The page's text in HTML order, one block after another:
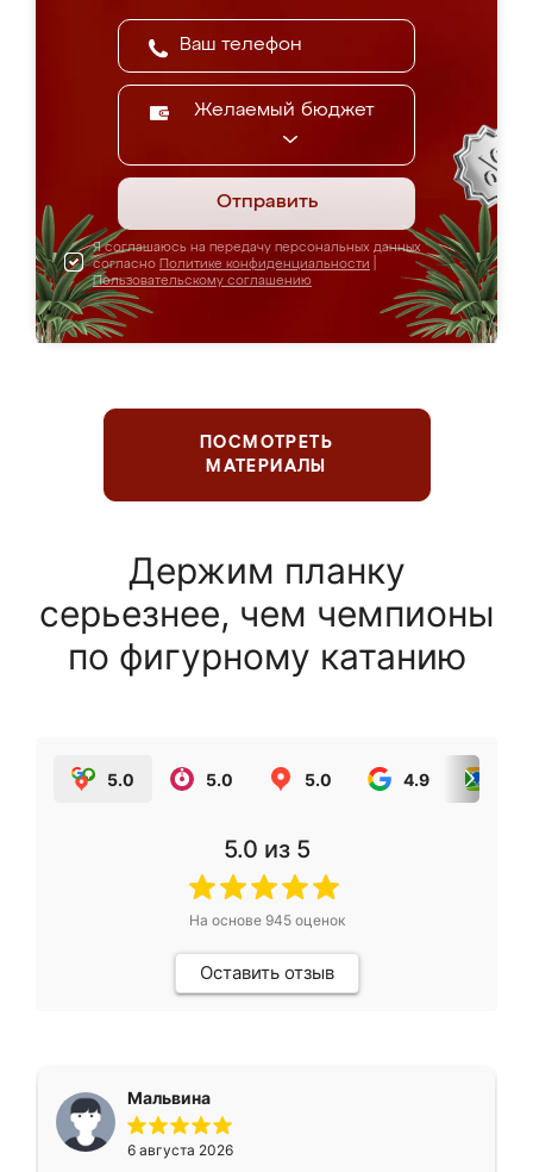
Желаемый бюджет
Отправить
Я соглашаюсь на передачу персональных данных
согласно Политике конфиденциальности
Пользовательскому соглашению
ПОСМОТРЕТЬ
МАТЕРИАЛЫ
Держим планку
серьезнее, чем чемпионы
по фигурному катанию
5.0 5.0 5.0 4.9
5.0 из 5
На основе 945оценок
Оставить отзыв
Мальвина
6 августа 2026